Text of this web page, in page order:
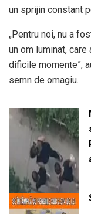
un sprijin constant
„Pentru noi, nu a
un om luminat,
dificile momente”,
semn de omagiu.